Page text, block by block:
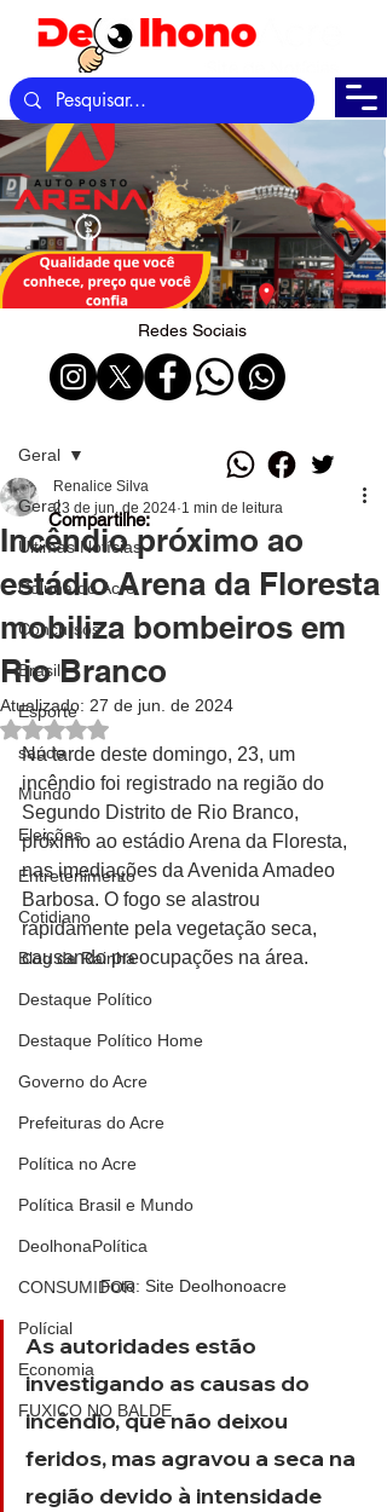
Redes Sociais
Geral
Últimas Notícias
Coluna do Acre
Concursos
Brasil
Esporte
saúde
Mundo
Eleições
Entretenimento
Cotidiano
Blog da Rainha
Destaque Político
Destaque Político Home
Governo do Acre
Prefeituras do Acre
Política no Acre
Política Brasil e Mundo
DeolhonaPolítica
CONSUMIDOR
Polícial
Economia
FUXICO NO BALDE
Geral
Incêndio próximo ao
estádio Arena da Floresta
mobiliza bombeiros em
Rio Branco
Renalice Silva
23 de jun. de 2024 1 min de leitura
Atualizado: 27 de jun. de 2024
Avaliado com NaN de 5 estrelas.
Na tarde deste domingo, 23, um
incêndio foi registrado na região do
Segundo Distrito de Rio Branco,
próximo ao estádio Arena da Floresta,
nas imediações da Avenida Amadeo
Barbosa. O fogo se alastrou
rapidamente pela vegetação seca,
causando preocupações na área.
Foto: Site Deolhonoacre
As autoridades estão
investigando as causas do
incêndio, que não deixou
feridos, mas agravou a seca na
região devido à intensidade
Compartilhe: